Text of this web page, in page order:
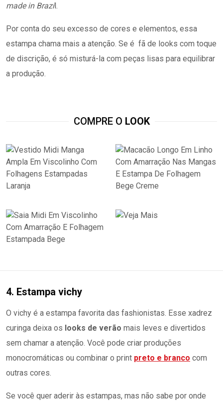
made in Brazil.
Por conta do seu excesso de cores e elementos, essa
estampa chama mais a atenção. Se é fã de looks com toque
de discrição, é só misturá-la com peças lisas para equilibrar
a produção.
COMPRE O LOOK
4. Estampa vichy
O vichy é a estampa favorita das fashionistas. Esse xadrez
curinga deixa os looks de verão mais leves e divertidos
sem chamar a atenção. Você pode criar produções
monocromáticas ou combinar o print preto e branco com
outras cores.
Se você quer aderir às estampas, mas não sabe por onde